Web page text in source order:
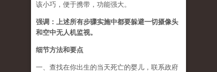
该小巧，便于携带，功能强大。
强调：上述所有步骤实施中都要躲避一切摄像头
和空中无人机监视。
细节方法和要点
一、查找在你出生的当天死亡的婴儿，联系政府